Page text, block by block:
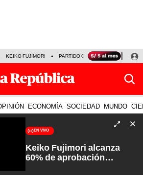
KEIKO FUJIMORI PARTIDO OBRAS ARMONÍA 10
ECONOMÍA SOCIEDAD MUNDO
EN VIVO
Keiko Fujimori alcanza
60% de aprobación
Rosa María Palacios